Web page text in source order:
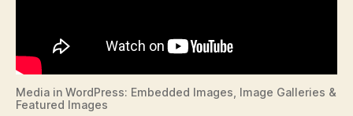
Media in WordPress: Embedded Images, Image Galleries &
Featured Images